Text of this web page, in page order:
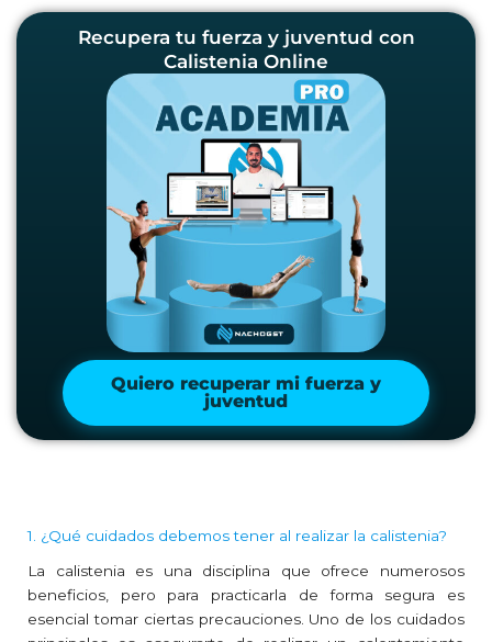
Recupera tu fuerza y juventud con
Calistenia Online
Quiero recuperar mi fuerza y
juventud
1. ¿Qué cuidados debemos tener al realizar la calistenia?
La calistenia es una disciplina que ofrece numerosos
beneficios, pero para practicarla de forma segura es
esencial tomar ciertas precauciones. Uno de los cuidados